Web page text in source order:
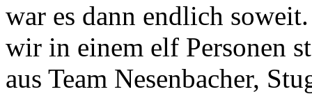
war es dann endlich
wir in einem elf Personen
aus Team Nesenbacher,